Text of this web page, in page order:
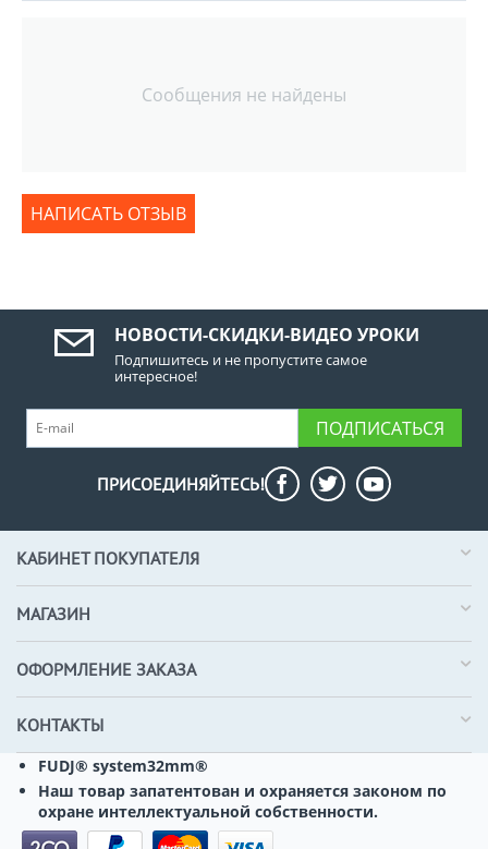
Сообщения не найдены
НАПИСАТЬ ОТЗЫВ
НОВОСТИ-СКИДКИ-ВИДЕО УРОКИ
Подпишитесь и не пропустите самое
интересное!
ПОДПИСАТЬСЯ
ПРИСОЕДИНЯЙТЕСЬ!
КАБИНЕТ ПОКУПАТЕЛЯ
МАГАЗИН
ОФОРМЛЕНИЕ ЗАКАЗА
КОНТАКТЫ
FUDJ® system32mm®
Наш товар запатентован и охраняется законом по
охране интеллектуальной собственности.